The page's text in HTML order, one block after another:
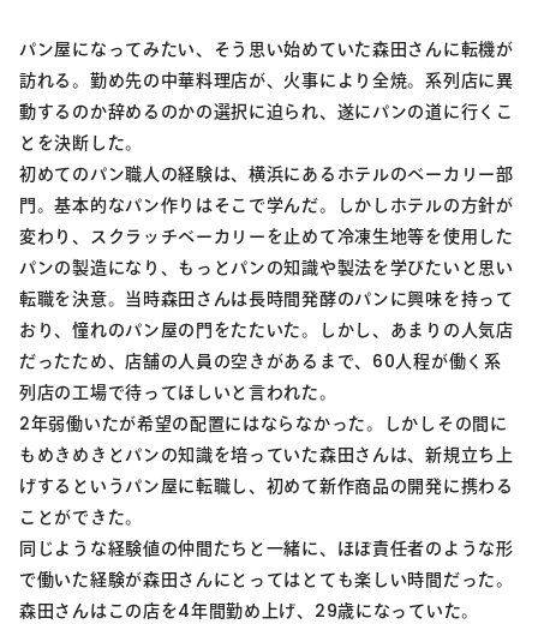
パン屋になってみたい、そう思い始めていた森田さんに転機が
訪れる。勤め先の中華料理店が、火事により全焼。系列店に異
動するのか辞めるのかの選択に迫られ、遂にパンの道に行くこ
とを決断した。
初めてのパン職人の経験は、横浜にあるホテルのベーカリー部
門。基本的なパン作りはそこで学んだ。しかしホテルの方針が
変わり、スクラッチベーカリーを止めて冷凍生地等を使用した
パンの製造になり、もっとパンの知識や製法を学びたいと思い
転職を決意。当時森田さんは長時間発酵のパンに興味を持って
おり、憧れのパン屋の門をたたいた。しかし、あまりの人気店
だったため、店舗の人員の空きがあるまで、60人程が働く系
列店の工場で待ってほしいと言われた。
2年弱働いたが希望の配置にはならなかった。しかしその間に
もめきめきとパンの知識を培っていた森田さんは、新規立ち上
げするというパン屋に転職し、初めて新作商品の開発に携わる
ことができた。
同じような経験値の仲間たちと一緒に、ほぼ責任者のような形
で働いた経験が森田さんにとってはとても楽しい時間だった。
森田さんはこの店を4年間勤め上げ、29歳になっていた。